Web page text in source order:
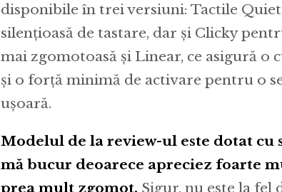
disponibile în trei versiuni: Tactile
silențioasă de tastare, dar și Clicky
mai zgomotoasă și Linear, ce asigură o
și o forță minimă de activare pentru o
ușoară.
Modelul de la review-ul este dotat
mă bucur deoarece apreciez foarte
prea mult zgomot. Sigur, nu este la fel